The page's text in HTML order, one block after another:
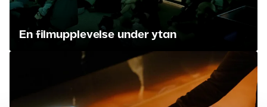
En filmupplevelse under ytan